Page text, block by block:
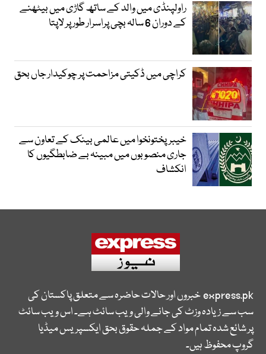
راولپنڈی میں والد کے ساتھ گاڑی میں بیٹھنے
کے دوران 6 سالہ بچی پراسرار طور پر لاپتا
کراچی میں ڈکیتی مزاحمت پر چوکیدار جاں بحق
خیبرپختونخوا میں عالمی بینک کے تعاون سے
جاری منصوبوں میں مبینہ بے ضابطگیوں کا
انکشاف
express.pkخبروں اور حالات حاضرہ سے متعلق پاکستان کی
سب سے زیادہ وزٹ کی جانے والی ویب سائٹ ہے۔ اس ویب سائٹ
پر شائع شدہ تمام مواد کے جملہ حقوق بحق ایکسپریس میڈیا
گروپ محفوظ ہیں۔